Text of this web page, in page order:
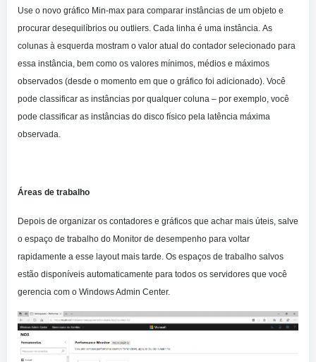
Use o novo gráfico Min-max para comparar instâncias de um objeto e
procurar desequilíbrios ou outliers. Cada linha é uma instância. As
colunas à esquerda mostram o valor atual do contador selecionado para
essa instância, bem como os valores mínimos, médios e máximos
observados (desde o momento em que o gráfico foi adicionado). Você
pode classificar as instâncias por qualquer coluna – por exemplo, você
pode classificar as instâncias do disco físico pela latência máxima
observada.
Áreas de trabalho
Depois de organizar os contadores e gráficos que achar mais úteis, salve
o espaço de trabalho do Monitor de desempenho para voltar
rapidamente a esse layout mais tarde. Os espaços de trabalho salvos
estão disponíveis automaticamente para todos os servidores que você
gerencia com o Windows Admin Center.